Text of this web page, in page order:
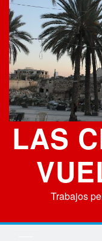
LAS
Trabajos